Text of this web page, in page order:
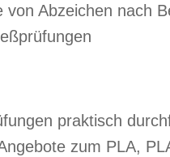
Abzeichen nach
praktisch
zum PLA,